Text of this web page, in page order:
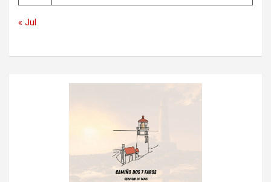
« Jul